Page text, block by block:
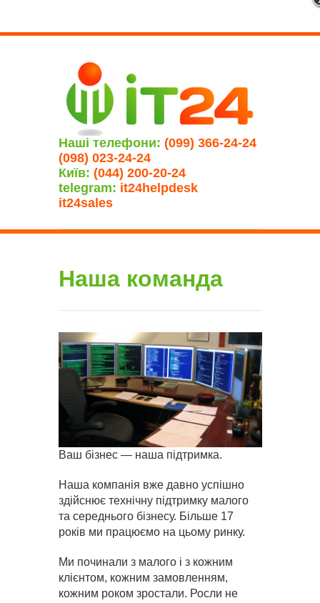
Наші телефони: (099) 366-24-24
(098) 023-24-24
Київ: (044) 200-20-24
telegram: it24helpdesk
it24sales
Наша команда
Ваш бізнес — наша підтримка.
Наша компанія вже давно успішно
здійснює технічну підтримку малого
та середнього бізнесу. Більше 17
років ми працюємо на цьому ринку.
Ми починали з малого і з кожним
клієнтом, кожним замовленням,
кожним роком зростали. Росли не